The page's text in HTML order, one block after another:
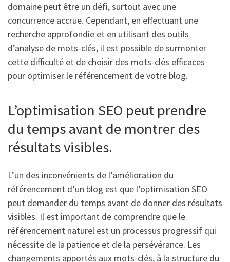
domaine peut être un défi, surtout avec une
concurrence accrue. Cependant, en effectuant une
recherche approfondie et en utilisant des outils
d’analyse de mots-clés, il est possible de surmonter
cette difficulté et de choisir des mots-clés efficaces
pour optimiser le référencement de votre blog.
L’optimisation SEO peut prendre
du temps avant de montrer des
résultats visibles.
L’un des inconvénients de l’amélioration du
référencement d’un blog est que l’optimisation SEO
peut demander du temps avant de donner des résultats
visibles. Il est important de comprendre que le
référencement naturel est un processus progressif qui
nécessite de la patience et de la persévérance. Les
changements apportés aux mots-clés, à la structure du